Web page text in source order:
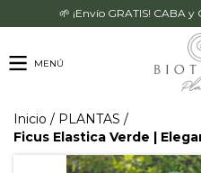
🌱 ¡Envío GRATIS! CABA
MENÚ
Inicio / PLANTAS /
Ficus Elastica Verde |